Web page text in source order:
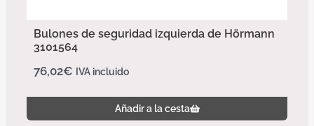
Bulones de seguridad izquierda de Hörmann
3101564
76,02€ IVA incluido
Añadir a la cesta